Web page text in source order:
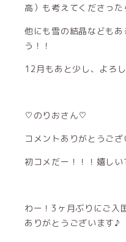
高）も考えてくださっ
他にも雪の結晶なども
う！！
12月もあと少し、よろ
♡のりおさん♡
コメントありがとうご
初コメだー！！！嬉しい
わー！3ヶ月ぶりにご入
ありがとうございます♪